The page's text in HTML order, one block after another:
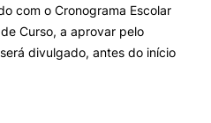
com o Cronograma Escolar
Curso, a aprovar pelo
divulgado, antes do início